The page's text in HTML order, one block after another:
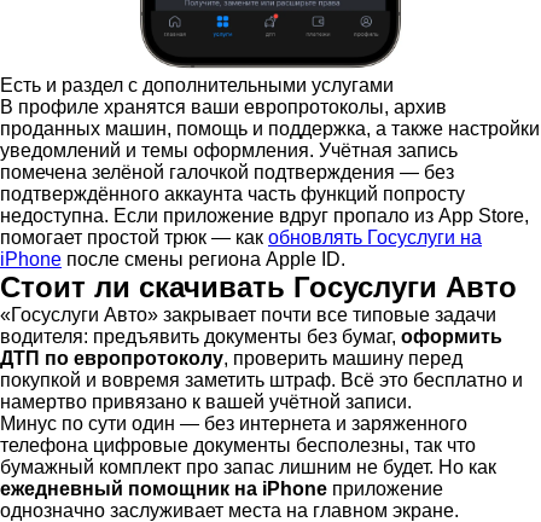
Есть и раздел с дополнительными услугами
В профиле хранятся ваши европротоколы, архив
проданных машин, помощь и поддержка, а также настройки
уведомлений и темы оформления. Учётная запись
помечена зелёной галочкой подтверждения — без
подтверждённого аккаунта часть функций попросту
недоступна. Если приложение вдруг пропало из App Store,
помогает простой трюк — как обновлять Госуслуги на
iPhone после смены региона Apple ID.
Стоит ли скачивать Госуслуги Авто
«Госуслуги Авто» закрывает почти все типовые задачи
водителя: предъявить документы без бумаг, оформить
ДТП по европротоколу, проверить машину перед
покупкой и вовремя заметить штраф. Всё это бесплатно и
намертво привязано к вашей учётной записи.
Минус по сути один — без интернета и заряженного
телефона цифровые документы бесполезны, так что
бумажный комплект про запас лишним не будет. Но как
ежедневный помощник на iPhone приложение
однозначно заслуживает места на главном экране.